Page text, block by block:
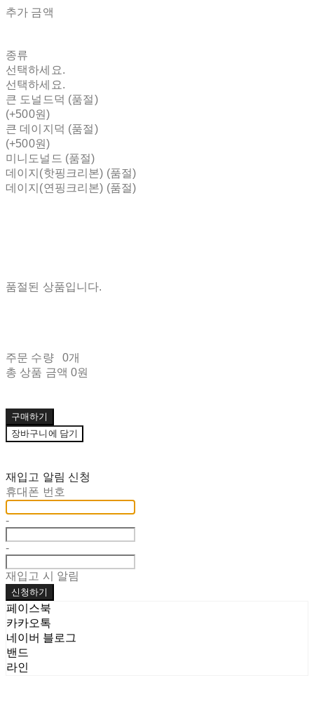
추가 금액
종류
선택하세요.
선택하세요.
큰 도널드덕 (품절)
(+500원)
큰 데이지덕 (품절)
(+500원)
미니도널드 (품절)
데이지(핫핑크리본) (품절)
데이지(연핑크리본) (품절)
품절된 상품입니다.
주문 수량
0개
총 상품 금액 0원
구매하기
장바구니에 담기
재입고 알림 신청
휴대폰 번호
-
-
재입고 시 알림
신청하기
페이스북
카카오톡
네이버 블로그
밴드
라인